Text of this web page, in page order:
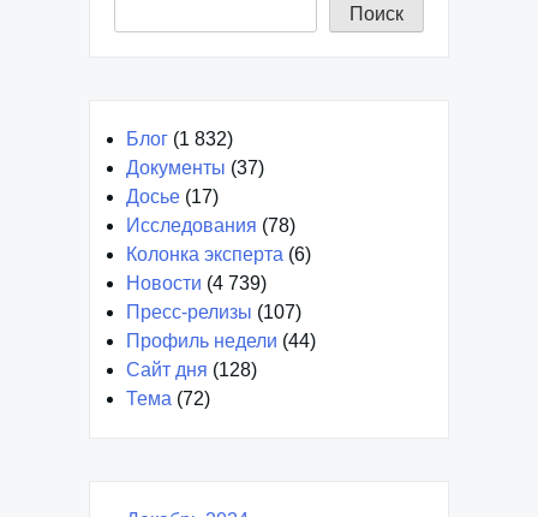
Поиск
Блог (1 832)
Документы (37)
Досье (17)
Исследования (78)
Колонка эксперта (6)
Новости (4 739)
Пресс-релизы (107)
Профиль недели (44)
Сайт дня (128)
Тема (72)